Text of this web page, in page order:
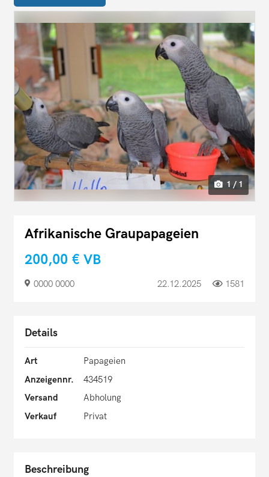
1 / 1
Afrikanische Graupapageien
200,00 € VB
0000 0000 22.12.2025 1581
Details
Art
Papageien
Anzeigennr.
434519
Versand
Abholung
Verkauf
Privat
Beschreibung